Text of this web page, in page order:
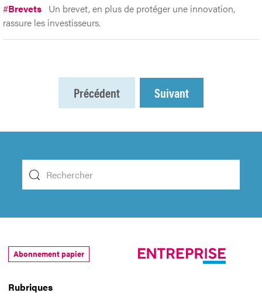
#Brevets Un brevet, en plus de protéger une innovation,
rassure les investisseurs.
Précédent Suivant
Rubriques
Abonnement papier